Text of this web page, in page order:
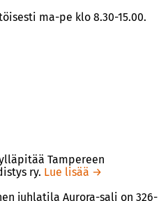
ma-pe klo 8.30-15.00.
Tampereen
ry. Lue lisää →
juhlatila Aurora-sali on 326-